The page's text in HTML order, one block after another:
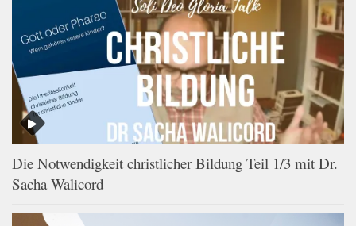
Die Notwendigkeit christlicher Bildung Teil 1/3 mit Dr.
Sacha Walicord